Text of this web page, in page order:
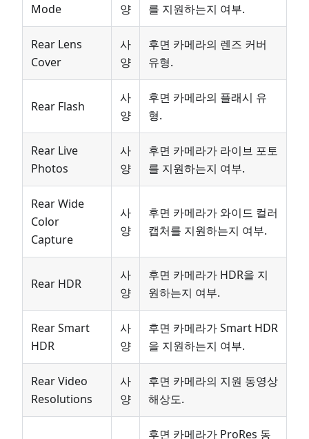
Mode
양
를 지원하는지 여부.
Rear Lens
Cover
사
양
후면 카메라의 렌즈 커버
유형.
Rear Flash
사
양
후면 카메라의 플래시 유
형.
Rear Live
Photos
사
양
후면 카메라가 라이브 포토
를 지원하는지 여부.
Rear Wide
Color
Capture
사
양
후면 카메라가 와이드 컬러
캡처를 지원하는지 여부.
Rear HDR
사
양
후면 카메라가 HDR을 지
원하는지 여부.
Rear Smart
HDR
사
양
후면 카메라가 Smart HDR
을 지원하는지 여부.
Rear Video
Resolutions
사
양
후면 카메라의 지원 동영상
해상도.
후면 카메라가 ProRes 동